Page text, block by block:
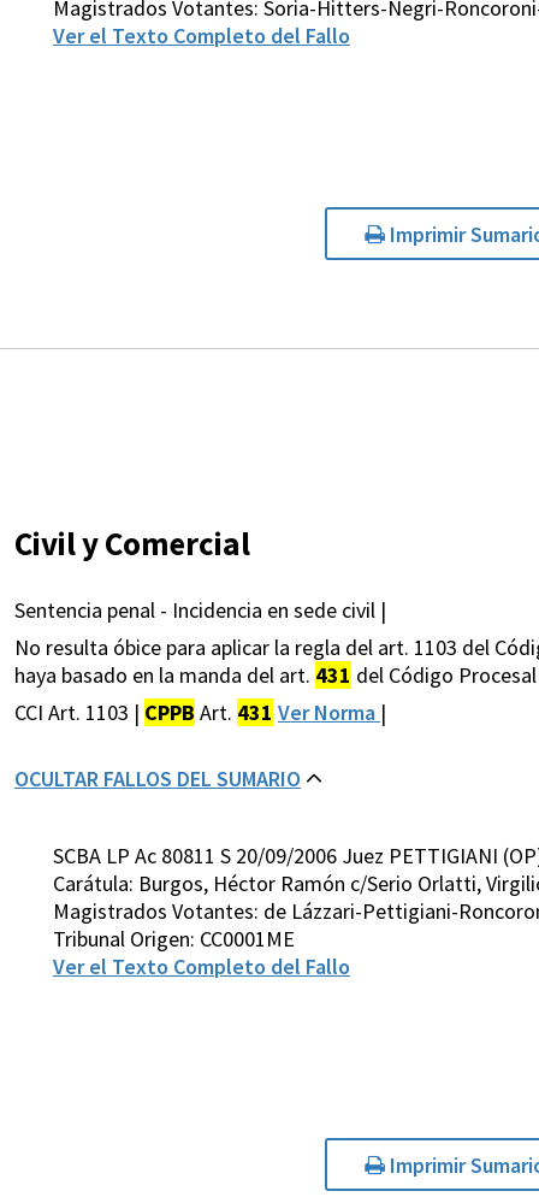
Magistrados Votantes: Soria-Hitters-Negri-
Ver el Texto Completo del Fallo
Imprimir
Civil y Comercial
Sentencia penal - Incidencia en sede civil |
No resulta óbice para aplicar la regla del art. 1103 del
haya basado en la manda del art. 431 del Código
CCI Art. 1103 | CPPB Art. 431 Ver Norma |
OCULTAR FALLOS DEL SUMARIO
SCBA LP Ac 80811 S 20/09/2006 Juez PETTIGIANI
Carátula: Burgos, Héctor Ramón c/Serio Orlatti,
Magistrados Votantes: de Lázzari-Pettigiani-
Tribunal Origen: CC0001ME
Ver el Texto Completo del Fallo
Imprimir